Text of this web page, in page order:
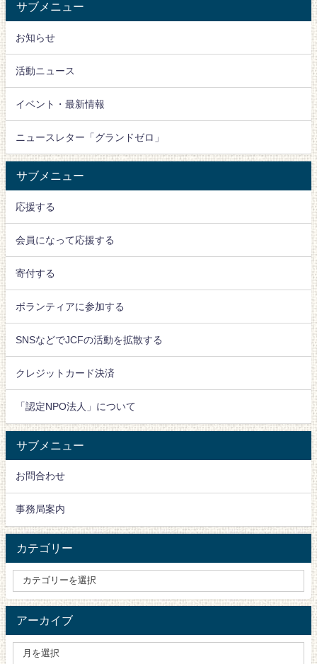
サブメニュー
お知らせ
活動ニュース
イベント・最新情報
ニュースレター「グランドゼロ」
サブメニュー
応援する
会員になって応援する
寄付する
ボランティアに参加する
SNSなどでJCFの活動を拡散する
クレジットカード決済
「認定NPO法人」について
サブメニュー
お問合わせ
事務局案内
カテゴリー
アーカイブ